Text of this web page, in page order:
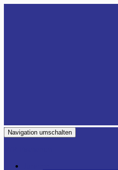
Navigation umschalten